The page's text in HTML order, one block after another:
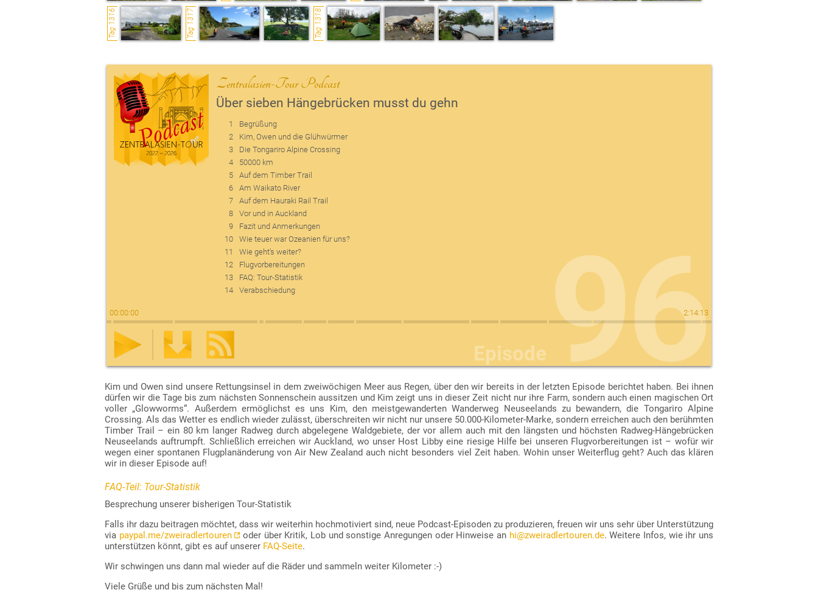
Tag 1316
Tag 1317 Tag 1318
Episode96
Zentralasien-Tour Podcast
Über sieben Hängebrücken musst du gehn
1
Begrüßung
2
Kim, Owen und die Glühwürmer
3
Die Tongariro Alpine Crossing
4
50000 km
5
Auf dem Timber Trail
6
Am Waikato River
7
Auf dem Hauraki Rail Trail
8
Vor und in Auckland
9
Fazit und Anmerkungen
10
Wie teuer war Ozeanien für uns?
11
Wie geht’s weiter?
12
Flugvorbereitungen
13
FAQ: Tour-Statistik
14
Verabschiedung
00:00:00 2:14:13
ZATP096.mp3
(rechte Maustaste, dann „Ziel speichern unter…“).
https://www.zweiradlertouren.de/podcast/zatp-feed.xml
(diese URL lässt sich in Podcast-Apps eingeben, wie z. B. AntennaPod oderPodcast Addict für Android bzw.Overcast oderApple Podcasts für iOS).
Kim und Owen sind unsere Rettungsinsel in dem zweiwöchigen Meer aus Regen, über den wir bereits in der letzten Episode berichtet haben. Bei ihnen
dürfen wir die Tage bis zum nächsten Sonnenschein aussitzen und Kim zeigt uns in dieser Zeit nicht nur ihre Farm, sondern auch einen magischen Ort
voller „Glowworms“. Außerdem ermöglichst es uns Kim, den meistgewanderten Wanderweg Neuseelands zu bewandern, die Tongariro Alpine
Crossing. Als das Wetter es endlich wieder zulässt, überschreiten wir nicht nur unsere 50.000-Kilometer-Marke, sondern erreichen auch den berühmten
Timber Trail – ein 80 km langer Radweg durch abgelegene Waldgebiete, der vor allem auch mit den längsten und höchsten Radweg-Hängebrücken
Neuseelands auftrumpft. Schließlich erreichen wir Auckland, wo unser Host Libby eine riesige Hilfe bei unseren Flugvorbereitungen ist – wofür wir
wegen einer spontanen Flugplanänderung von Air New Zealand auch nicht besonders viel Zeit haben. Wohin unser Weiterflug geht? Auch das klären
wir in dieser Episode auf!
FAQ-Teil: Tour-Statistik
Besprechung unserer bisherigen Tour-Statistik
Falls ihr dazu beitragen möchtet, dass wir weiterhin hochmotiviert sind, neue Podcast-Episoden zu produzieren, freuen wir uns sehr über Unterstützung
via paypal.me/zweiradlertouren oder über Kritik, Lob und sonstige Anregungen oder Hinweise an hi@zweiradlertouren.de. Weitere Infos, wie ihr uns
unterstützen könnt, gibt es auf unserer FAQ-Seite.
Wir schwingen uns dann mal wieder auf die Räder und sammeln weiter Kilometer :-)
Viele Grüße und bis zum nächsten Mal!